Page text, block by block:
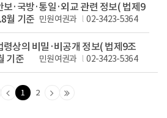
·국방·통일·외교 관련 정보( 법제9
월 기준 민원여권과 02-3423-5364
령상의 비밀·비공개 정보( 법제9조
기준
민원여권과 02-3423-5364
이 1 2
다
맨